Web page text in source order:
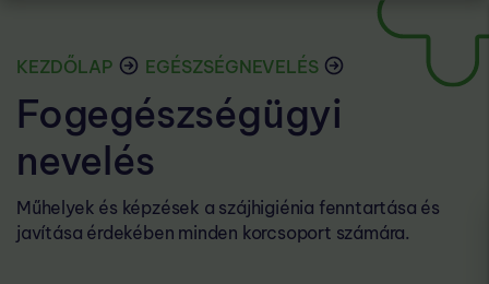
KEZDŐLAP EGÉSZSÉGNEVELÉS
Fogegészségügyi
nevelés
Műhelyek és képzések a szájhigiénia fenntartása és
javítása érdekében minden korcsoport számára.